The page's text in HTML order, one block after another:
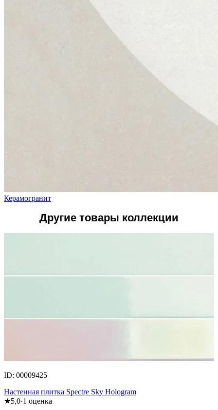
Керамогранит
Другие товары коллекции
ID: 00009425
Настенная плитка Spectre Sky Hologram
★5,0·1 оценка